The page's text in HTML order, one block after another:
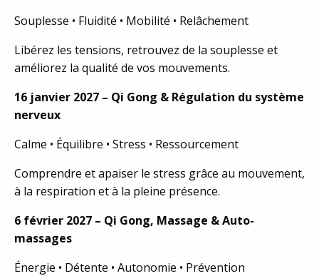
Souplesse • Fluidité • Mobilité • Relâchement
Libérez les tensions, retrouvez de la souplesse et
améliorez la qualité de vos mouvements.
16 janvier 2027 – Qi Gong & Régulation du système
nerveux
Calme • Équilibre • Stress • Ressourcement
Comprendre et apaiser le stress grâce au mouvement,
à la respiration et à la pleine présence.
6 février 2027 – Qi Gong, Massage & Auto-
massages
Énergie • Détente • Autonomie • Prévention